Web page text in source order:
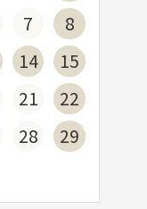
7
8
14
15
21
22
28
29